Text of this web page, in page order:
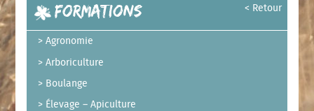
< Retour
Formations
Agronomie
Arboriculture
Boulange
Élevage – Apiculture